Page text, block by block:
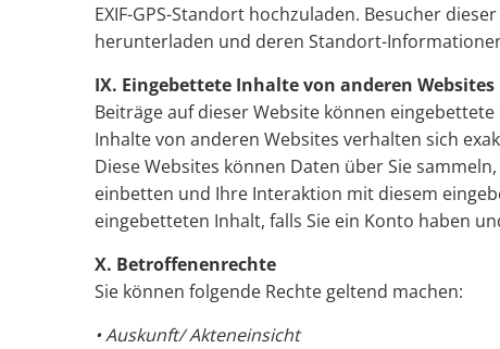
EXIF-GPS-Standort hochzuladen. Besucher
herunterladen und deren Standort-
IX. Eingebettete Inhalte von anderen Websites
Beiträge auf dieser Website können
Inhalte von anderen Websites verhalten sich
Diese Websites können Daten über Sie
einbetten und Ihre Interaktion mit diesem
eingebetteten Inhalt, falls Sie ein Konto haben
X. Betroffenenrechte
Sie können folgende Rechte geltend machen:
• Auskunft/ Akteneinsicht